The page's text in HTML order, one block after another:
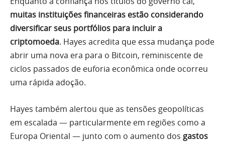
muitas instituições financeiras estão considerando
diversificar seus portfólios para incluir a
criptomoeda. Hayes acredita que essa mudança pode
abrir uma nova era para o Bitcoin, reminiscente de
ciclos passados de euforia econômica onde ocorreu
uma rápida adoção.
Hayes também alertou que as tensões geopolíticas
em escalada — particularmente em regiões como a
Europa Oriental — junto com o aumento dos gastos